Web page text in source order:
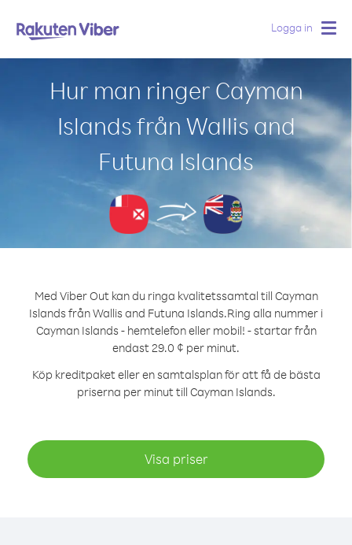
Logga in
Hur man ringer Cayman
Islands från Wallis and
Futuna Islands
Med Viber Out kan du ringa kvalitetssamtal till Cayman
Islands från Wallis and Futuna Islands.Ring alla nummer i
Cayman Islands - hemtelefon eller mobil! - startar från
endast 29.0 ¢ per minut.
Köp kreditpaket eller en samtalsplan för att få de bästa
priserna per minut till Cayman Islands.
Visa priser